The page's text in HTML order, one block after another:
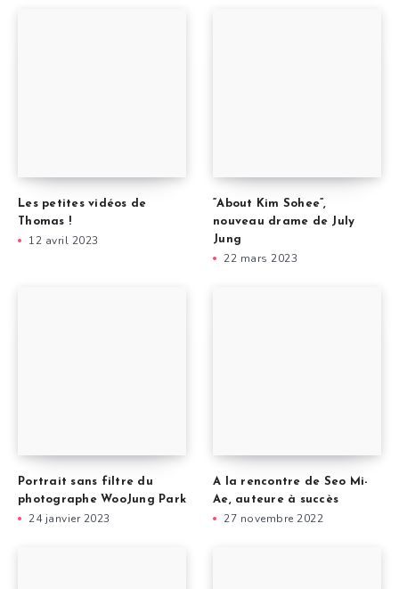
Les petites vidéos de
Thomas !
12 avril 2023
“About Kim Sohee”,
nouveau drame de July
Jung
22 mars 2023
Portrait sans filtre du
photographe WooJung Park
24 janvier 2023
A la rencontre de Seo Mi-
Ae, auteure à succès
27 novembre 2022